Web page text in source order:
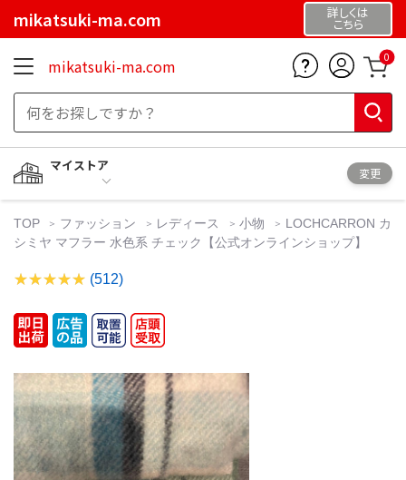
mikatsuki-ma.com 詳しくは
こちら
mikatsuki-ma.com 0
マイストア
変更
TOP ファッション レディース 小物
LOCHCARRON カ
シミヤ マフラー 水色系 チェック【公式オンラインショップ】
(512)